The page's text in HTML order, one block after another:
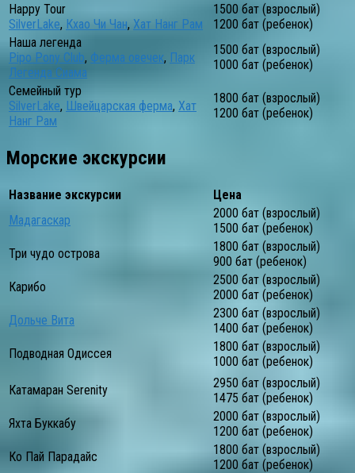
Happy Tour
SilverLake, Кхао Чи Чан, Хат Нанг Рам
1500 бат (взрослый)
1200 бат (ребенок)
Наша легенда
Pipo Pony Club, Ферма овечек, Парк
Легенда Сиама
1500 бат (взрослый)
1000 бат (ребенок)
Семейный тур
SilverLake, Швейцарская ферма, Хат
Нанг Рам
1800 бат (взрослый)
1200 бат (ребенок)
Морские экскурсии
Название экскурсии
Цена
Мадагаскар
2000 бат (взрослый)
1500 бат (ребенок)
Три чудо острова
1800 бат (взрослый)
900 бат (ребенок)
Карибо
2500 бат (взрослый)
2000 бат (ребенок)
Дольче Вита
2300 бат (взрослый)
1400 бат (ребенок)
Подводная Одиссея
1800 бат (взрослый)
1000 бат (ребенок)
Катамаран Serenity
2950 бат (взрослый)
1475 бат (ребенок)
Яхта Буккабу
2000 бат (взрослый)
1200 бат (ребенок)
Ко Пай Парадайс
1800 бат (взрослый)
1200 бат (ребенок)